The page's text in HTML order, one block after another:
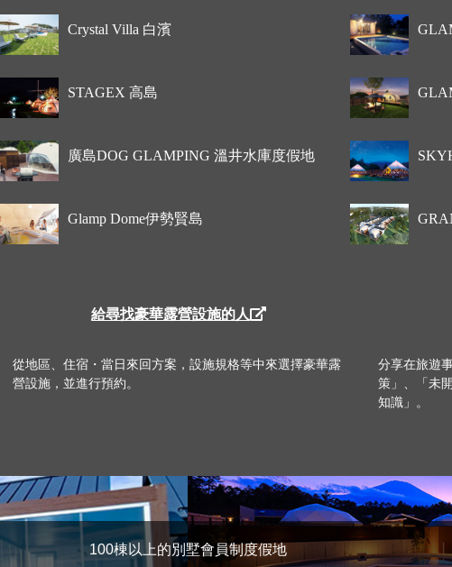
Crystal Villa 白濱
STAGEX 高島
廣島DOG GLAMPING 溫井水庫度假地
Glamp Dome伊勢賢島
給尋找豪華露營設施的人
從地區、住宿・當日來回方案，設施規格等中來選擇豪華露
營設施，並進行預約。
分享在旅遊
策」、「未
知識」。
100棟以上的別墅會員制度假地